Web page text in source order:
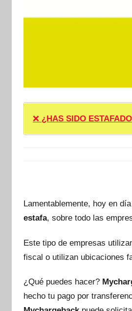
❌ ¿HAS SIDO
Lamentablemente, hoy en
estafa, sobre todo las
Este tipo de empresas
fiscal o utilizan ubicaciones
¿Qué puedes hacer?
hecho tu pago por